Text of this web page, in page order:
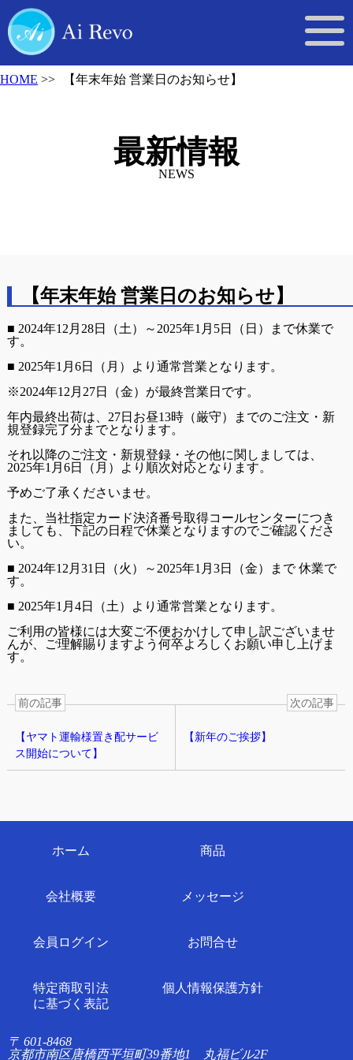
HOME 【年末年始 営業日のお知らせ】
最新情報
NEWS
【年末年始 営業日のお知らせ】
■ 2024年12月28日（土）～2025年1月5日（日）まで休業で
す。
■ 2025年1月6日（月）より通常営業となります。
※2024年12月27日（金）が最終営業日です。
年内最終出荷は、27日お昼13時（厳守）までのご注文・新
規登録完了分までとなります。
それ以降のご注文・新規登録・その他に関しましては、
2025年1月6日（月）より順次対応となります。
予めご了承くださいませ。
また、当社指定カード決済番号取得コールセンターにつき
ましても、下記の日程で休業となりますのでご確認くださ
い。
■ 2024年12月31日（火）～2025年1月3日（金）まで 休業で
す。
■ 2025年1月4日（土）より通常営業となります。
ご利用の皆様には大変ご不便おかけして申し訳ございませ
んが、ご理解賜りますよう何卒よろしくお願い申し上げま
す。
前の記事
【ヤマト運輸様置き配サービ
ス開始について】
次の記事
【新年のご挨拶】
ホーム 商品
会社概要 メッセージ
会員ログイン お問合せ
特定商取引法
に基づく表記
個人情報保護方針
〒 601-8468
京都市南区唐橋西平垣町39番地1 丸福ビル2F